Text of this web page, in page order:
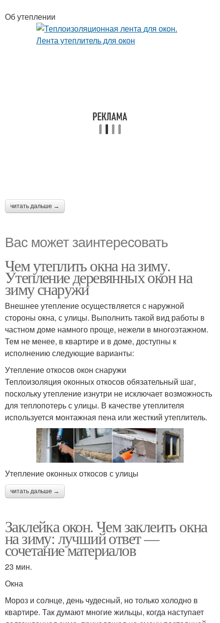
Об утеплении
читать дальше →
Вас может заинтересовать
Чем утеплить окна на зиму.
Утепление деревянных окон на
зиму снаружи
Внешнее утепление осуществляется с наружной
стороны окна, с улицы. Выполнить такой вид работы в
частном доме намного проще, нежели в многоэтажном.
Тем не менее, в квартире и в доме, доступны к
исполнению следующие варианты:
Утепление откосов окон снаружи
Теплоизоляция оконных откосов обязательный шаг,
поскольку утепление изнутри не исключает возможность
для теплопотерь с улицы. В качестве утеплителя
используется монтажная пена или жесткий утеплитель.
Утепление оконных откосов с улицы
читать дальше →
Заклейка окон. Чем заклеить окна
на зиму: лучший ответ —
сочетание материалов
23 мин.
Окна
Мороз и солнце, день чудесный, но только холодно в
квартире. Так думают многие жильцы, когда наступает